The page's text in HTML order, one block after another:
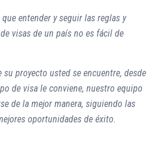
entender y seguir las reglas y
visas de un país no es fácil de
proyecto usted se encuentre, desde
de visa le conviene, nuestro equipo
de la mejor manera, siguiendo las
oportunidades de éxito.